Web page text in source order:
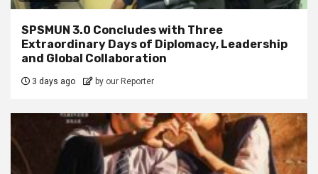
SPSMUN 3.0 Concludes with Three
Extraordinary Days of Diplomacy, Leadership
and Global Collaboration
3 days ago by our Reporter